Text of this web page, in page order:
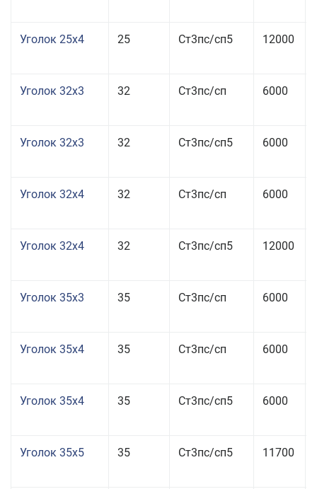
Уголок 25x4 25 Ст3пс/сп5 12000
Уголок 32x3 32 Ст3пс/сп 6000
Уголок 32x3 32 Ст3пс/сп5 6000
Уголок 32x4 32 Ст3пс/сп 6000
Уголок 32x4 32 Ст3пс/сп5 12000
Уголок 35x3 35 Ст3пс/сп 6000
Уголок 35x4 35 Ст3пс/сп 6000
Уголок 35x4 35 Ст3пс/сп5 6000
Уголок 35x5 35 Ст3пс/сп5 11700